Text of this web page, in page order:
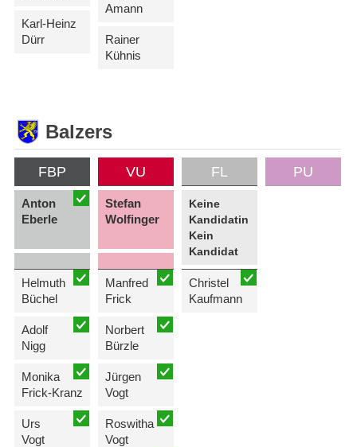
Karl-Heinz
Dürr
Amann
Rainer
Kühnis
Balzers
FBP
Anton
Eberle
Helmuth
Büchel
Adolf
Nigg
Monika
Frick-Kranz
Urs
Vogt
VU
Stefan
Wolfinger
Manfred
Frick
Norbert
Bürzle
Jürgen
Vogt
Roswitha
Vogt
FL
Keine
Kandidatin
Kein
Kandidat
Christel
Kaufmann
PU